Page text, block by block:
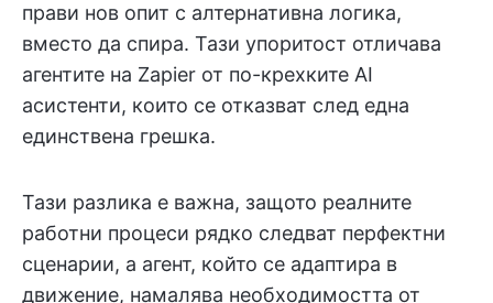
прави нов опит с алтернативна логика,
вместо да спира. Тази упоритост отличава
агентите на Zapier от по-крехките AI
асистенти, които се отказват след една
единствена грешка.
Тази разлика е важна, защото реалните
работни процеси рядко следват перфектни
сценарии, а агент, който се адаптира в
движение, намалява необходимостта от